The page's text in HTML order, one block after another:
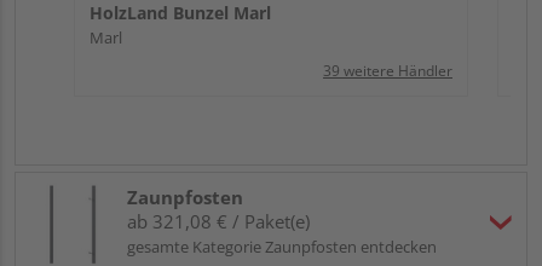
HolzLand Bunzel Marl
Marl
39 weitere Händler
Zaunpfosten
ab 321,08 € / Paket(e)
gesamte Kategorie Zaunpfosten entdecken